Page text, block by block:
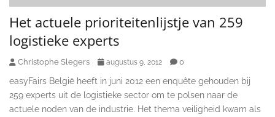
Het actuele prioriteitenlijstje van 259
logistieke experts
Christophe Slegers augustus 9, 2012 0
easyFairs België heeft in juni 2012 een enquête gehouden bij
259 experts uit de logistieke sector om te polsen naar de
actuele noden van de industrie. Het thema veiligheid kwam als